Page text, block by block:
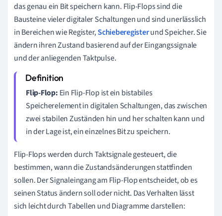
das genau ein Bit speichern kann. Flip-Flops sind die
Bausteine vieler digitaler Schaltungen und sind unerlässlich
in Bereichen wie Register,Schieberegisterund Speicher. Sie
ändern ihren Zustand basierend auf der Eingangssignale
und der anliegenden Taktpulse.
Flip-Flop: Ein Flip-Flop ist ein bistabiles
Speicherelement in digitalen Schaltungen, das zwischen
zwei stabilen Zuständen hin und her schalten kann und
in der Lage ist, ein einzelnes Bit zu speichern.
Flip-Flops werden durch Taktsignale gesteuert, die
bestimmen, wann die Zustandsänderungen stattfinden
sollen. Der Signaleingang am Flip-Flop entscheidet, ob es
seinen Status ändern soll oder nicht. Das Verhalten lässt
sich leicht durch Tabellen und Diagramme darstellen: